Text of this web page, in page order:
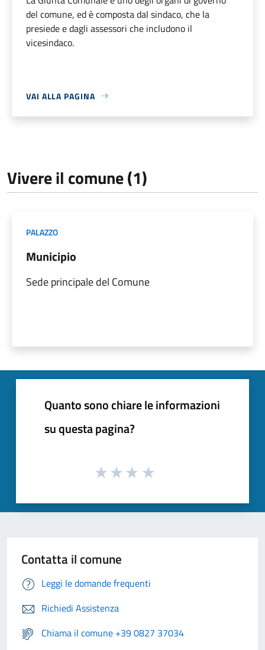
del comune, ed è composta dal sindaco, che la
presiede e dagli assessori che includono il
vicesindaco.
VAI ALLA PAGINA
Vivere il comune (1)
PALAZZO
Municipio
Sede principale del Comune
Quanto sono chiare le informazioni
su questa pagina?
Contatta il comune
Leggi le domande frequenti
Richiedi Assistenza
Chiama il comune +39 0827 37034